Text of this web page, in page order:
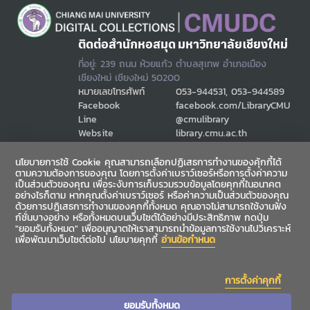
ติดต่อสำนักหอสมุด มหาวิทยาลัยเชียงใหม่
ที่อยู่: 239 ถนน ห้วยแก้ว ตำบลสุเทพ อำเภอเมือง
เชียงใหม่ เชียงใหม่ 50200
หมายเลขโทรศัพท์ 053-944531, 053-944589
Facebook
facebook.com/LibraryCMU
Line
@cmulibrary
Website
library.cmu.ac.th
ช่องทางสื่อสาร
นโยบายการใช้ Cookie คุณสามารถเลือกปฏิเสธการทำงานของคุ้กกี้ได้
ตามความต้องการของคุณ โดยการตั้งค่าเบราว์เซอร์หรือการตั้งค่าความ
เป็นส่วนตัวของคุณ เพื่อระงับการเก็บรวมรวบข้อมูลโดยคุกกี้ในอนาคต
อย่างไรก็ตาม หากคุณตั้งค่าเบราว์เซอร์ หรือค่าความเป็นส่วนตัวของคุณ
ด้วยการปฎิเสธการทำงานของคุกกี้ทั้งหมด คุณอาจไม่สามารถใช้งานฟัง
ก์ชั่นบางอย่าง หรือทั้งหมดบนเว็บไซต์ได้อย่างมีประสิทธิภาพ กดปุ่ม
"ยอมรับทั้งหมด" เพื่ออนุญาตให้เราสามารถนำข้อมูลการใช้งานไปวิเคราะห์
เพื่อพัฒนาเว็บไซต์ต่อไป นโยบายคุกกี้อ่านข้อกำหนด
การตั้งค่าคุกกี้
ยอมรับทั้งหมด